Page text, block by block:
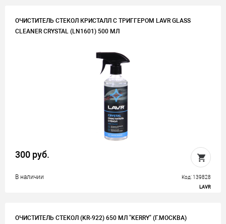
ОЧИСТИТЕЛЬ СТЕКОЛ КРИСТАЛЛ С ТРИГГЕРОМ LAVR GLASS
CLEANER CRYSTAL (LN1601) 500 МЛ
300 руб.
В наличии Код: 139828
LAVR
ОЧИСТИТЕЛЬ СТЕКОЛ (KR-922) 650 МЛ "KERRY" (Г.МОСКВА)